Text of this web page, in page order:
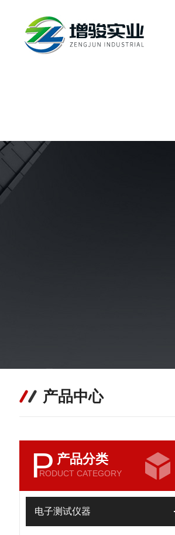
产品中心
P 产品分类
RODUCT CATEGORY
电子测试仪器